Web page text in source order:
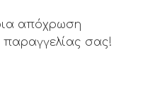
απόχρωση
παραγγελίας σας!